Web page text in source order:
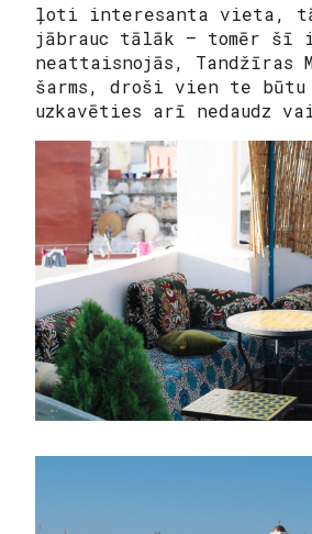
ļoti interesanta vieta,
jābrauc tālāk — tomēr šī
neattaisnojās, Tandžīras
šarms, droši vien te
uzkavēties arī nedaudz